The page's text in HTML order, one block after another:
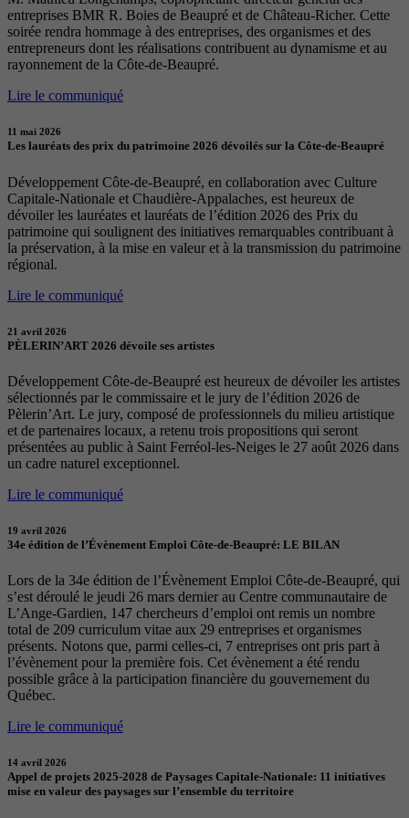
entreprises BMR R. Boies de Beaupré et de Château-Richer. Cette
soirée rendra hommage à des entreprises, des organismes et des
entrepreneurs dont les réalisations contribuent au dynamisme et au
rayonnement de la Côte-de-Beaupré.
Lire le communiqué
11 mai 2026
Les lauréats des prix du patrimoine 2026 dévoilés sur la Côte-de-Beaupré
Développement Côte-de-Beaupré, en collaboration avec Culture
Capitale-Nationale et Chaudière-Appalaches, est heureux de
dévoiler les lauréates et lauréats de l’édition 2026 des Prix du
patrimoine qui soulignent des initiatives remarquables contribuant à
la préservation, à la mise en valeur et à la transmission du patrimoine
régional.
Lire le communiqué
21 avril 2026
PÈLERIN’ART 2026 dévoile ses artistes
Développement Côte-de-Beaupré est heureux de dévoiler les artistes
sélectionnés par le commissaire et le jury de l’édition 2026 de
Pèlerin’Art. Le jury, composé de professionnels du milieu artistique
et de partenaires locaux, a retenu trois propositions qui seront
présentées au public à Saint Ferréol-les-Neiges le 27 août 2026 dans
un cadre naturel exceptionnel.
Lire le communiqué
19 avril 2026
34e édition de l’Évènement Emploi Côte-de-Beaupré: LE BILAN
Lors de la 34e édition de l’Évènement Emploi Côte-de-Beaupré, qui
s’est déroulé le jeudi 26 mars dernier au Centre communautaire de
L’Ange-Gardien, 147 chercheurs d’emploi ont remis un nombre
total de 209 curriculum vitae aux 29 entreprises et organismes
présents. Notons que, parmi celles-ci, 7 entreprises ont pris part à
l’évènement pour la première fois. Cet évènement a été rendu
possible grâce à la participation financière du gouvernement du
Québec.
Lire le communiqué
14 avril 2026
Appel de projets 2025-2028 de Paysages Capitale-Nationale: 11 initiatives
mise en valeur des paysages sur l’ensemble du territoire